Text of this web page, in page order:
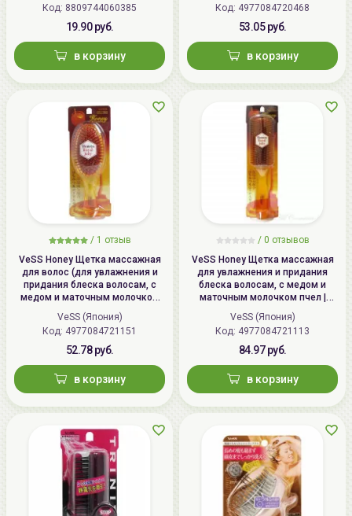
Код: 8809744060385
19.90 руб.
в корзину
Код: 4977084720468
53.05 руб.
в корзину
/ 1 отзыв
VeSS Honey Щетка массажная
для волос (для увлажнения и
придания блеска волосам, с
медом и маточным молочком
пчел) / VeSS Honey Brush, H-500
VeSS (Япония)
Код: 4977084721151
52.78 руб.
в корзину
/ 0 отзывов
VeSS Honey Щетка массажная
для увлажнения и придания
блеска волосам, с медом и
маточным молочком пчел |
Honey Brush, H-1000
VeSS (Япония)
Код: 4977084721113
84.97 руб.
в корзину